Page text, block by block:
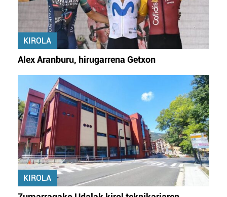
KIROLA
Alex Aranburu, hirugarrena Getxon
KIROLA